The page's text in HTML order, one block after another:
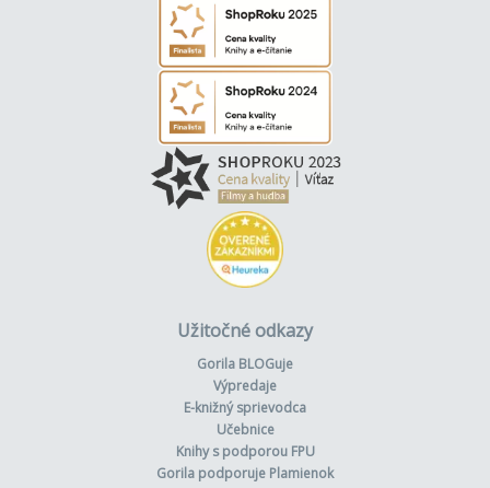
Užitočné odkazy
Gorila BLOGuje
Výpredaje
E-knižný sprievodca
Učebnice
Knihy s podporou FPU
Gorila podporuje Plamienok